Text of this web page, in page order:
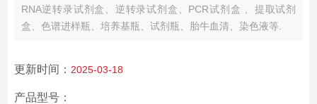
RNA逆转录试剂盒、逆转录试剂盒、PCR试剂盒 、提取试剂
盒、色谱进样瓶、培养基瓶、试剂瓶、胎牛血清、染色液等.
更新时间： 2025-03-18
产品型号：